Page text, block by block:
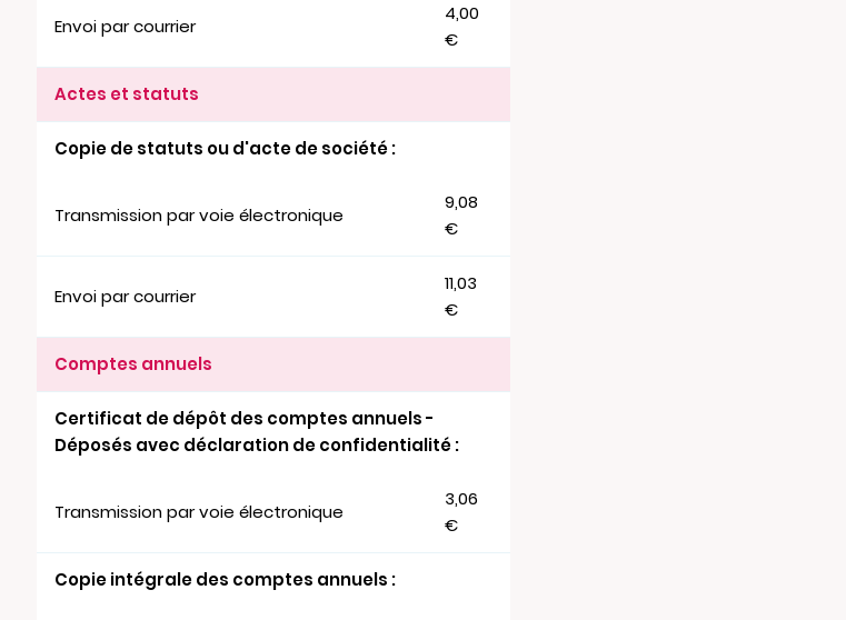
Envoi par courrier
4,00
€
Actes et statuts
Copie de statuts ou d'acte de société :
Transmission par voie électronique
9,08
€
Envoi par courrier
11,03
€
Comptes annuels
Certificat de dépôt des comptes annuels -
Déposés avec déclaration de confidentialité :
Transmission par voie électronique
3,06
€
Copie intégrale des comptes annuels :